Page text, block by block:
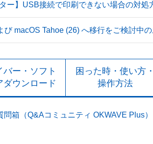
ー】USB接続で印刷できない場合の対処
び macOS Tahoe (26) へ移行をご検討中
バー・ソフト
ダウンロード
困った時・使い方・
操作方法
問箱（Q&Aコミュニティ OKWAVE Plus）